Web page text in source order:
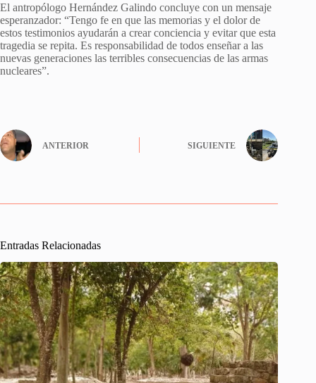
El antropólogo Hernández Galindo concluye con un mensaje
esperanzador: “Tengo fe en que las memorias y el dolor de
estos testimonios ayudarán a crear conciencia y evitar que esta
tragedia se repita. Es responsabilidad de todos enseñar a las
nuevas generaciones las terribles consecuencias de las armas
nucleares”.
ANTERIOR SIGUIENTE
Entradas Relacionadas